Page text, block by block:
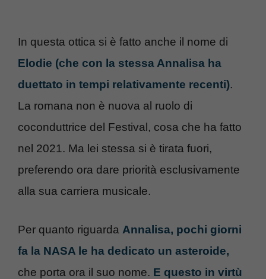
In questa ottica si è fatto anche il nome di
Elodie (che con la stessa Annalisa ha
duettato in tempi relativamente recenti).
La romana non è nuova al ruolo di
coconduttrice del Festival, cosa che ha fatto
nel 2021. Ma lei stessa si è tirata fuori,
preferendo ora dare priorità esclusivamente
alla sua carriera musicale.
Per quanto riguarda Annalisa, pochi giorni
fa la NASA le ha dedicato un asteroide,
che porta ora il suo nome. E questo in virtù